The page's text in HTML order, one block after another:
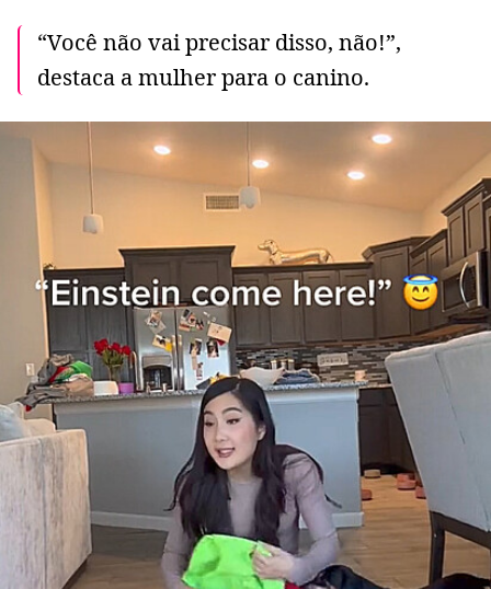
“Você não vai precisar disso, não!”,
destaca a mulher para o canino.